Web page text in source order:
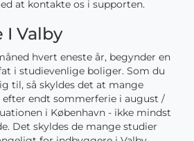
at kontakte os i supporten.
I Valby
hvert eneste år, begynder en
i studievenlige boliger. Som du
til, så skyldes det at mange
endt sommerferie i august /
i København - ikke mindst
Det skyldes de mange studier